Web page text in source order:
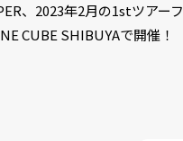
、2023年2月の1stツアーフ
CUBE SHIBUYAで開催！